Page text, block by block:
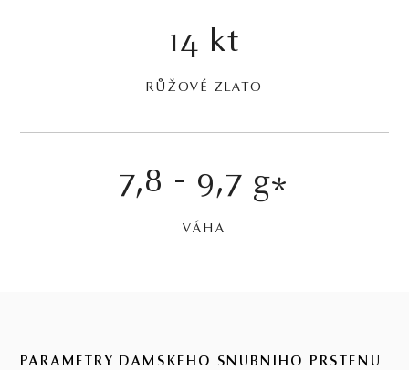
14 kt
RŮŽOVÉ ZLATO
7,8 - 9,7 g*
VÁHA
PARAMETRY DÁMSKEHO SNUBNÍHO PRSTENU